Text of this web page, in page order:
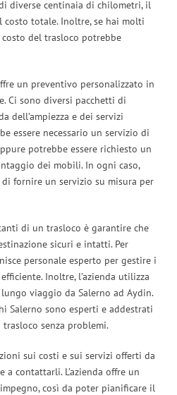
diverse centinaia di chilometri, il
costo totale. Inoltre, se hai molti
del trasloco potrebbe
un preventivo personalizzato in
Ci sono diversi pacchetti di
dell’ampiezza e dei servizi
essere necessario un servizio di
potrebbe essere richiesto un
dei mobili. In ogni caso,
fornire un servizio su misura per
di un trasloco è garantire che
sicuri e intatti. Per
personale esperto per gestire i
Inoltre, l’azienda utilizza
viaggio da Salerno ad Aydin.
Salerno sono esperti e addestrati
senza problemi.
sui costi e sui servizi offerti da
a contattarli. L’azienda offre un
così da poter pianificare il